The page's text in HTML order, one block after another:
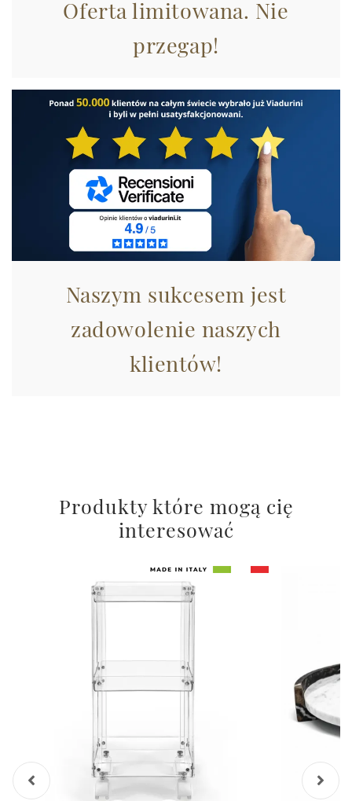
Utilizziamo i cookie per personalizzare contenuti ed
annunci, per fornire funzionalità dei social media e per
informazioni sul modo in cui utilizza il nostro sito con i
nostri partner che si occupano di analisi dei dati web,
pubblicità e social media, i quali potrebbero combinarle
con altre informazioni che ha fornito loro o che hanno
raccolto dal suo utilizzo dei loro servizi.
Oferta limitowana. Nie
przegap!
Naszym sukcesem jest
zadowolenie naszych
klientów!
Produkty które mogą cię
interesować